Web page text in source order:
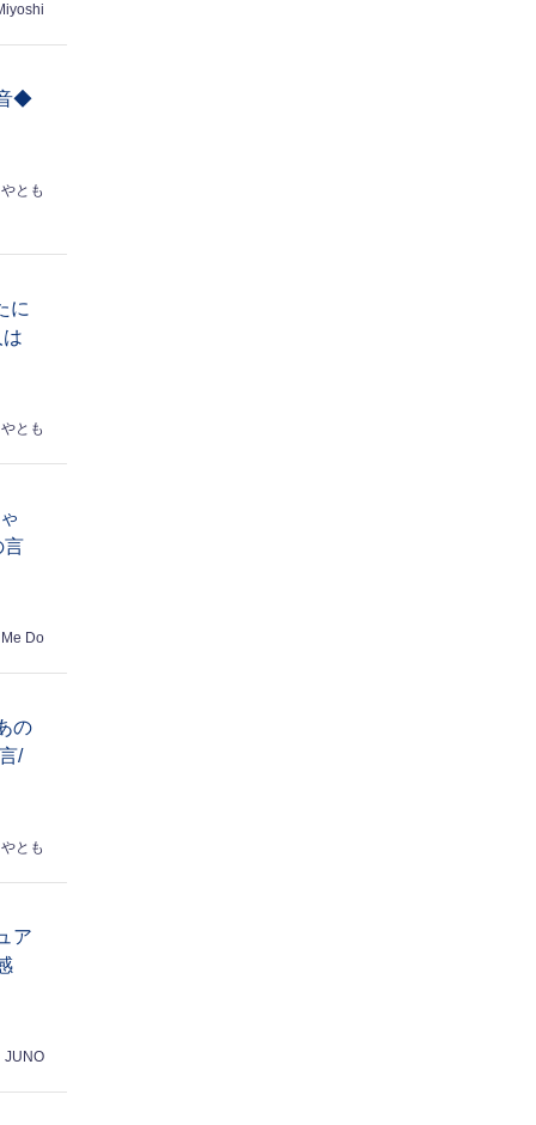
◆
とも
に
とも
言
Do
の
/
とも
ア
JUNO